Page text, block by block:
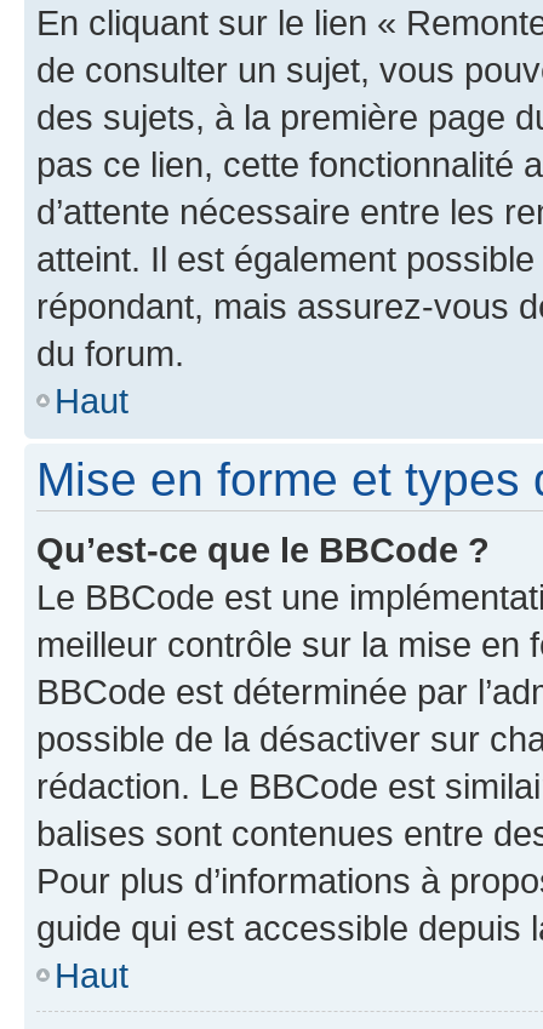
En cliquant sur le lien «
de consulter un sujet, vous
des sujets, à la première page
pas ce lien, cette fonctionnalité
d’attente nécessaire entre les
atteint. Il est également
répondant, mais assurez-vous
du forum.
Haut
Mise en forme et types
Qu’est-ce que le BBCode ?
Le BBCode est une
meilleur contrôle sur la mise en
BBCode est déterminée par
possible de la désactiver sur
rédaction. Le BBCode est
balises sont contenues entre
Pour plus d’informations à
guide qui est accessible depuis
Haut